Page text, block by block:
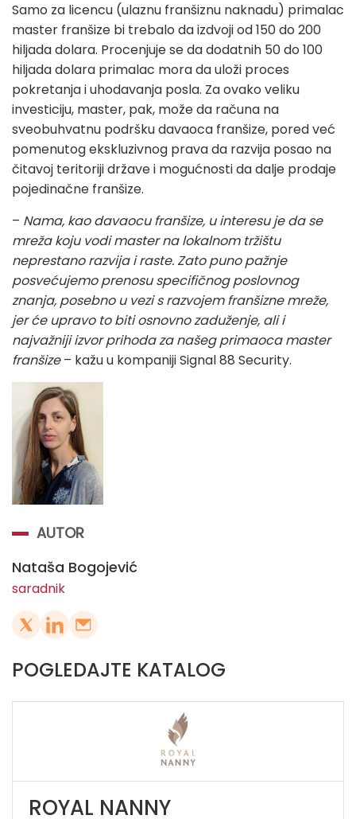
Samo za licencu (ulaznu franšiznu naknadu) primalac
master franšize bi trebalo da izdvoji od 150 do 200
hiljada dolara. Procenjuje se da dodatnih 50 do 100
hiljada dolara primalac mora da uloži proces
pokretanja i uhodavanja posla. Za ovako veliku
investiciju, master, pak, može da računa na
sveobuhvatnu podršku davaoca franšize, pored već
pomenutog ekskluzivnog prava da razvija posao na
čitavoj teritoriji države i mogućnosti da dalje prodaje
pojedinačne franšize.
– Nama, kao davaocu franšize, u interesu je da se
mreža koju vodi master na lokalnom tržištu
neprestano razvija i raste. Zato puno pažnje
posvećujemo prenosu specifičnog poslovnog
znanja, posebno u vezi s razvojem franšizne mreže,
jer će upravo to biti osnovno zaduženje, ali i
najvažniji izvor prihoda za našeg primaoca master
franšize– kažu u kompaniji Signal 88 Security.
AUTOR
Nataša Bogojević
saradnik
POGLEDAJTE KATALOG
ROYAL NANNY